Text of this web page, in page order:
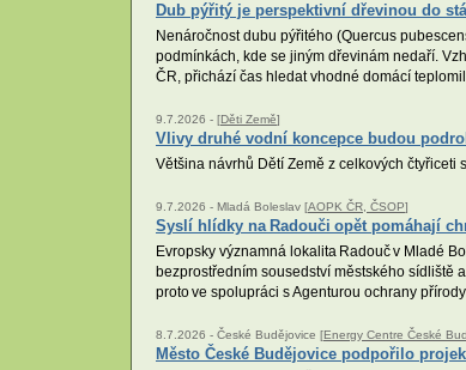
Dub pýřitý je perspektivní dřevinou do
Nenáročnost dubu pýřitého (Quercus
podmínkách, kde se jiným dřevinám nedaří.
ČR, přichází čas hledat vhodné domácí
9.7.2026 - [Děti Země]
Vlivy druhé vodní koncepce budou
Většina návrhů Dětí Země z celkových čtyřiceti
9.7.2026 - Mladá Boleslav [AOPK ČR, ČSOP]
Syslí hlídky na Radouči opět pomáhají
Evropsky významná lokalita Radouč v Mladé
bezprostředním sousedství městského sídliště
proto ve spolupráci s Agenturou ochrany
8.7.2026 - České Budějovice [Energy Centre České
Město České Budějovice podpořilo